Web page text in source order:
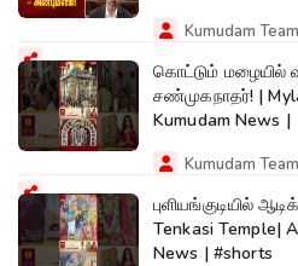
Kumudam Team
கொட்டும்
சண்முகநாதர்! |
Kumudam News |
Kumudam Team
புளியங்குடியில்
Tenkasi Temple|
News | #shorts